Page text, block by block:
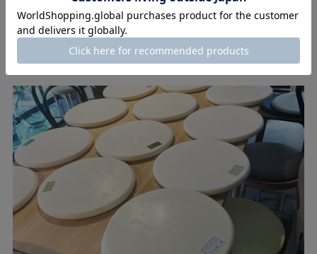
30種類以上の試作から生まれた座り心地